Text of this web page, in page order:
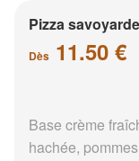
Pizza
Dès 11.50 €
Base crème
hachée,